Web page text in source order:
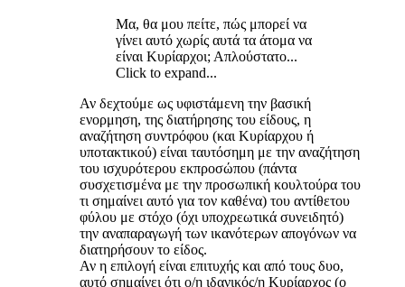
Μα, θα μου πείτε, πώς μπορεί να
γίνει αυτό χωρίς αυτά τα άτομα να
είναι Κυρίαρχοι; Απλούστατο...
Click to expand...
Αν δεχτούμε ως υφιστάμενη την βασική
ενορμηση, της διατήρησης του είδους, η
αναζήτηση συντρόφου (και Κυρίαρχου ή
υποτακτικού) είναι ταυτόσημη με την αναζήτηση
του ισχυρότερου εκπροσώπου (πάντα
συσχετισμένα με την προσωπική κουλτούρα του
τι σημαίνει αυτό για τον καθένα) του αντίθετου
φύλου με στόχο (όχι υποχρεωτικά συνειδητό)
την αναπαραγωγή των ικανότερων απογόνων να
διατηρήσουν το είδος.
Αν η επιλογή είναι επιτυχής και από τους δυο,
αυτό σημαίνει ότι ο/η ιδανικός/η Κυρίαρχος (ο